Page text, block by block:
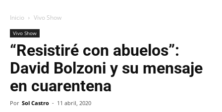
Inicio Vivo Show
Vivo Show
“Resistiré con abuelos”:
David Bolzoni y su mensaje
en cuarentena
Por Sol Castro - 11 abril, 2020